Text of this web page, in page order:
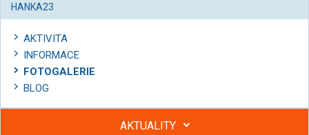
HANKA23
AKTIVITA
INFORMACE
FOTOGALERIE
BLOG
AKTUALITY